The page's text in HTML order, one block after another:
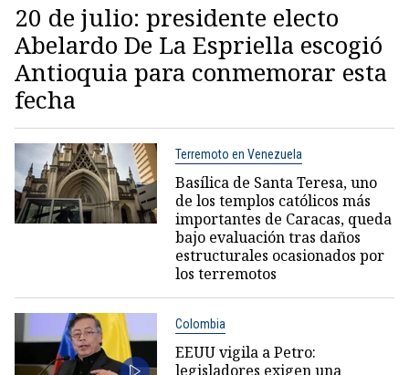
20 de julio: presidente electo
Abelardo De La Espriella escogió
Antioquia para conmemorar esta
fecha
Terremoto en Venezuela
Basílica de Santa Teresa, uno
de los templos católicos más
importantes de Caracas, queda
bajo evaluación tras daños
estructurales ocasionados por
los terremotos
Colombia
EEUU vigila a Petro:
legisladores exigen una